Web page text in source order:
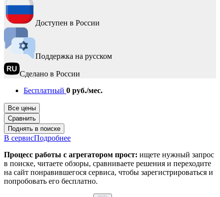
Доступен в России
Поддержка на русском
Сделано в России
Бесплатный 0 руб./мес.
Все цены
Сравнить
Поднять в поиске
В сервисПодробнее
Процесс работы с агрегатором прост: ищете нужный запрос
в поиске, читаете обзоры, сравниваете решения и переходите
на сайт понравившегося сервиса, чтобы зарегистрироваться и
попробовать его бесплатно.